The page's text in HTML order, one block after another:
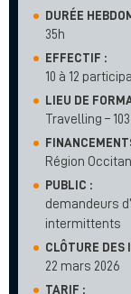
DURÉE
35h
EFFECTIF :
10 à 12
LIEU DE
Travelling –
Région
PUBLIC :
demandeurs
intermittents
CLÔTURE DES
22 mars 2026
TARIF :